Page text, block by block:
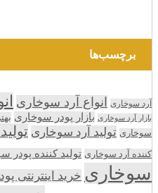
برچسب‌ها
آرد سوخاری انواع آرد سوخاری
بازار آرد سوخاری بازار پودر سوخاری
سوخاری تولید آرد سوخاری
کننده آرد سوخاری تولید کننده پودر
سوخاری خرید اینترنتی